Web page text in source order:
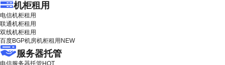
机柜租用
电信机柜租用
联通机柜租用
双线机柜租用
百度BGP机房机柜租用 NEW
服务器托管
电信服务器托管HOT